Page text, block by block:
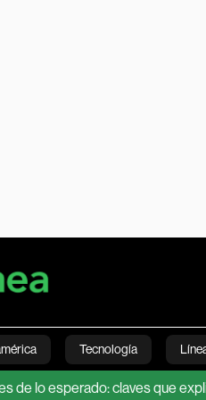
Tecnología
Videos English
claves que explican la